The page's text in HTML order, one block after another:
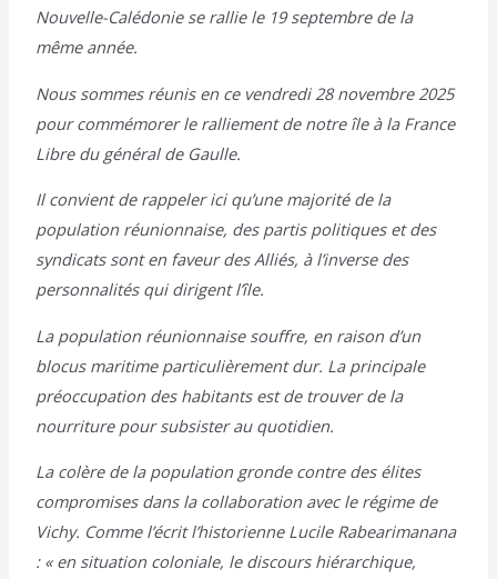
Nouvelle-Calédonie se rallie le 19 septembre de la
même année.
Nous sommes réunis en ce vendredi 28 novembre 2025
pour commémorer le ralliement de notre île à la France
Libre du général de Gaulle.
Il convient de rappeler ici qu’une majorité de la
population réunionnaise, des partis politiques et des
syndicats sont en faveur des Alliés, à l’inverse des
personnalités qui dirigent l’île.
La population réunionnaise souffre, en raison d’un
blocus maritime particulièrement dur. La principale
préoccupation des habitants est de trouver de la
nourriture pour subsister au quotidien.
La colère de la population gronde contre des élites
compromises dans la collaboration avec le régime de
Vichy. Comme l’écrit l’historienne Lucile Rabearimanana
: « en situation coloniale, le discours hiérarchique,